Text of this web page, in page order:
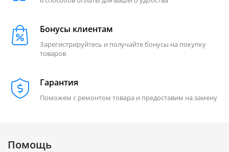
Бонусы клиентам
Зарегистрируйтесь и получайте бонусы на покупку
товаров
Гарантия
Поможем с ремонтом товара и предоставим на замену
Помощь